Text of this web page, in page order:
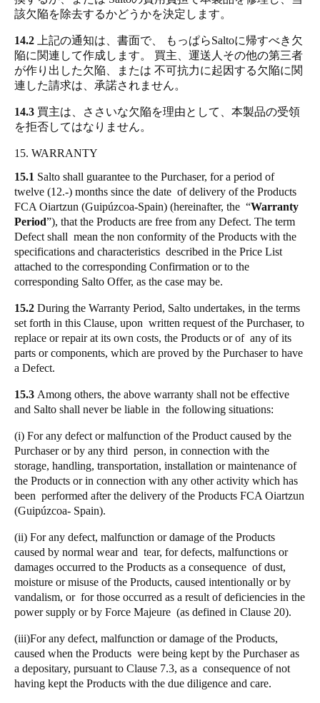
該欠陥を除去するかどうかを決定します。
14.2 上記の通知は、書面で、 もっぱらSaltoに帰すべき欠
陥に関連して作成します。 買主、運送人その他の第三者
が作り出した欠陥、または 不可抗力に起因する欠陥に関
連した請求は、承諾されません。
14.3 買主は、ささいな欠陥を理由として、本製品の受領
を拒否してはなりません。
15. WARRANTY
15.1 Salto shall guarantee to the Purchaser, for a period of
twelve (12.-) months since the date of delivery of the Products
FCA Oiartzun (Guipúzcoa-Spain) (hereinafter, the “Warranty
Period”), that the Products are free from any Defect. The term
Defect shall mean the non conformity of the Products with the
specifications and characteristics described in the Price List
attached to the corresponding Confirmation or to the
corresponding Salto Offer, as the case may be.
15.2 During the Warranty Period, Salto undertakes, in the terms
set forth in this Clause, upon written request of the Purchaser, to
replace or repair at its own costs, the Products or of any of its
parts or components, which are proved by the Purchaser to have
a Defect.
15.3 Among others, the above warranty shall not be effective
and Salto shall never be liable in the following situations:
(i) For any defect or malfunction of the Product caused by the
Purchaser or by any third person, in connection with the
storage, handling, transportation, installation or maintenance of
the Products or in connection with any other activity which has
been performed after the delivery of the Products FCA Oiartzun
(Guipúzcoa- Spain).
(ii) For any defect, malfunction or damage of the Products
caused by normal wear and tear, for defects, malfunctions or
damages occurred to the Products as a consequence of dust,
moisture or misuse of the Products, caused intentionally or by
vandalism, or for those occurred as a result of deficiencies in the
power supply or by Force Majeure (as defined in Clause 20).
(iii)For any defect, malfunction or damage of the Products,
caused when the Products were being kept by the Purchaser as
a depositary, pursuant to Clause 7.3, as a consequence of not
having kept the Products with the due diligence and care.